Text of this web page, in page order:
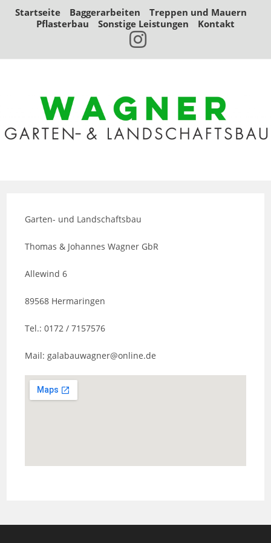
ZumStartseite Baggerarbeiten
Treppen und Mauern
Pflasterbau
Sonstige Leistungen Kontakt
Garten- und Landschaftsbau
Thomas & Johannes Wagner GbR
Allewind 6
89568 Hermaringen
Tel.: 0172 / 7157576
Mail: galabauwagner@online.de